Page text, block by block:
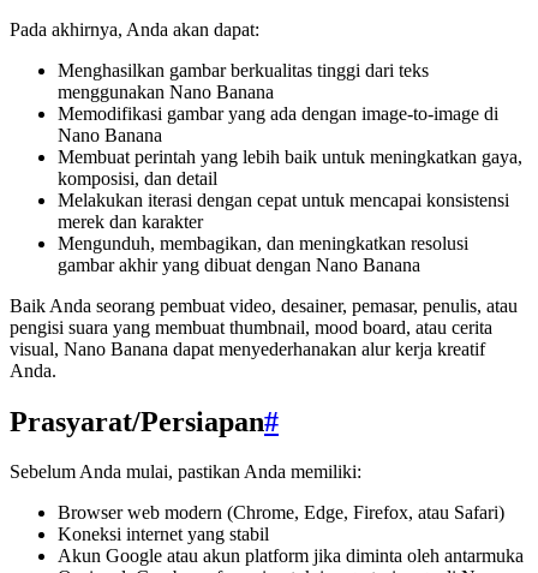
Pada akhirnya, Anda akan dapat:
Menghasilkan gambar berkualitas tinggi dari teks
menggunakan Nano Banana
Memodifikasi gambar yang ada dengan image-to-image di
Nano Banana
Membuat perintah yang lebih baik untuk meningkatkan gaya,
komposisi, dan detail
Melakukan iterasi dengan cepat untuk mencapai konsistensi
merek dan karakter
Mengunduh, membagikan, dan meningkatkan resolusi
gambar akhir yang dibuat dengan Nano Banana
Baik Anda seorang pembuat video, desainer, pemasar, penulis, atau
pengisi suara yang membuat thumbnail, mood board, atau cerita
visual, Nano Banana dapat menyederhanakan alur kerja kreatif
Anda.
Prasyarat/Persiapan#
Sebelum Anda mulai, pastikan Anda memiliki:
Browser web modern (Chrome, Edge, Firefox, atau Safari)
Koneksi internet yang stabil
Akun Google atau akun platform jika diminta oleh antarmuka